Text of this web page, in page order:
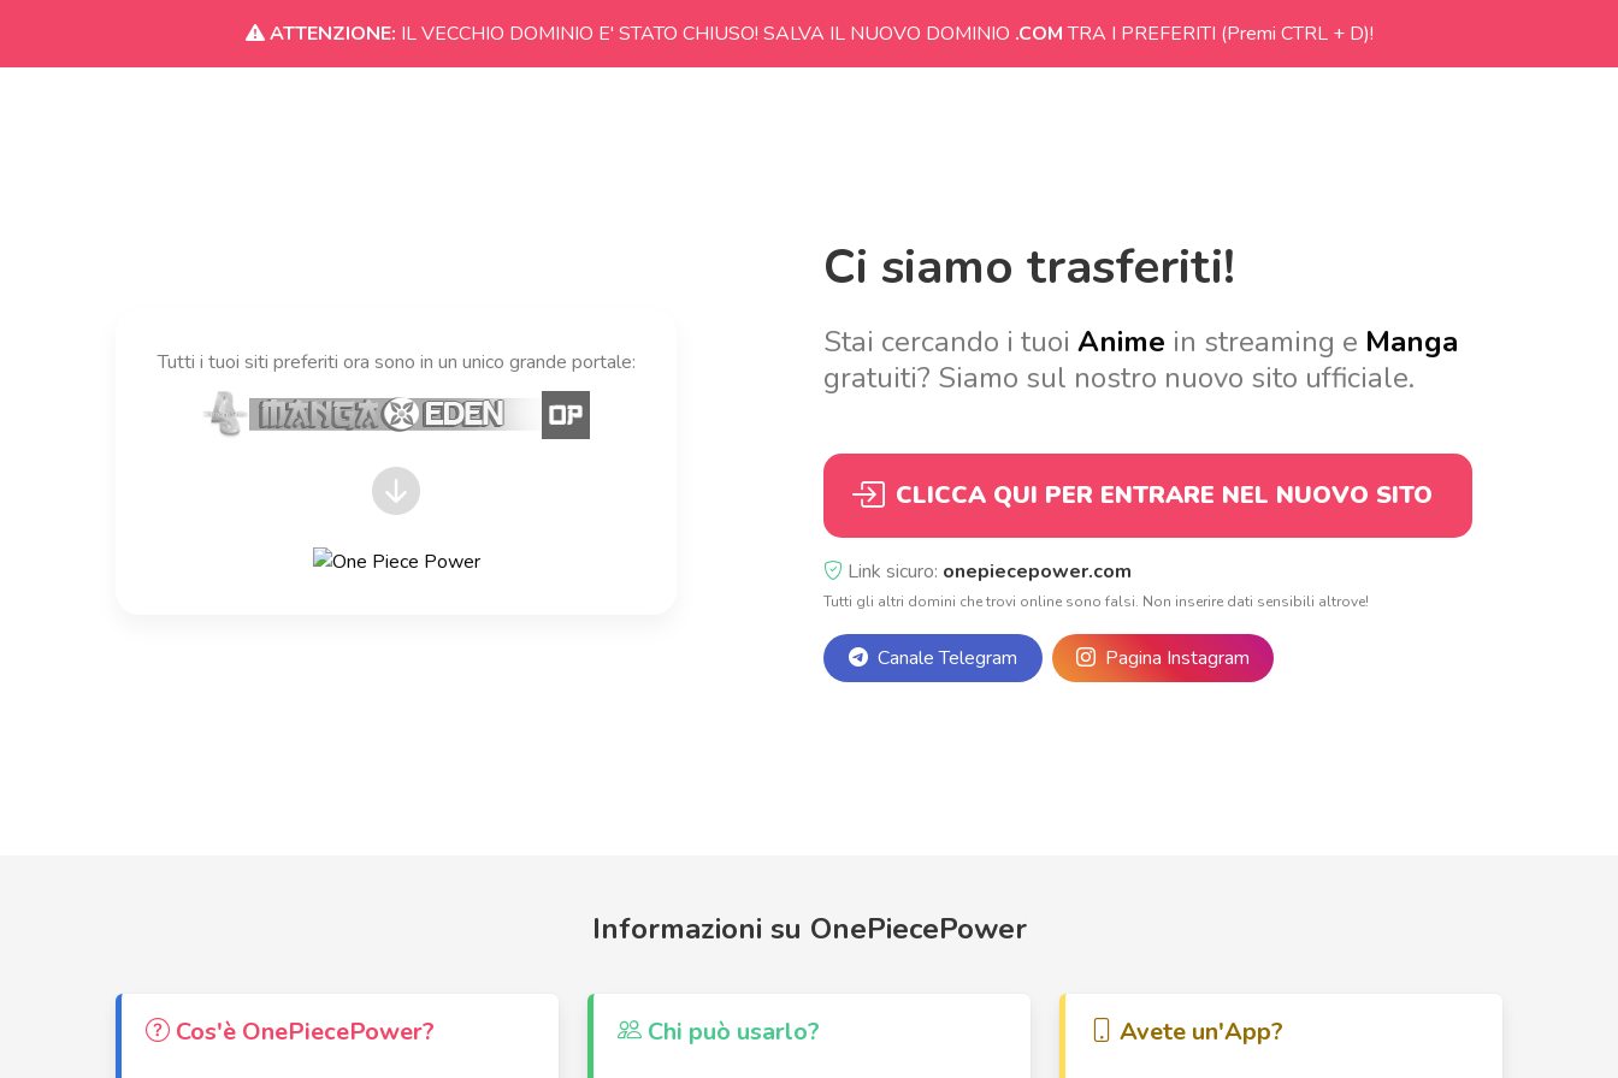
ATTENZIONE: IL VECCHIO DOMINIO E' STATO CHIUSO! SALVA IL NUOVO DOMINIO .COMTRA I PREFERITI (Premi CTRL + D)!
Tutti i tuoi siti preferiti ora sono in un unico grande portale:
Ci siamo trasferiti!
Stai cercando i tuoi Anime in streaming e Manga
gratuiti? Siamo sul nostro nuovo sito ufficiale.
CLICCA QUI PER ENTRARE NEL NUOVO SITO
Link sicuro: onepiecepower.com
Tutti gli altri domini che trovi online sono falsi. Non inserire dati sensibili altrove!
Canale Telegram Pagina Instagram
Informazioni su OnePiecePower
Cos'è OnePiecePower? Chi può usarlo? Avete un'App?